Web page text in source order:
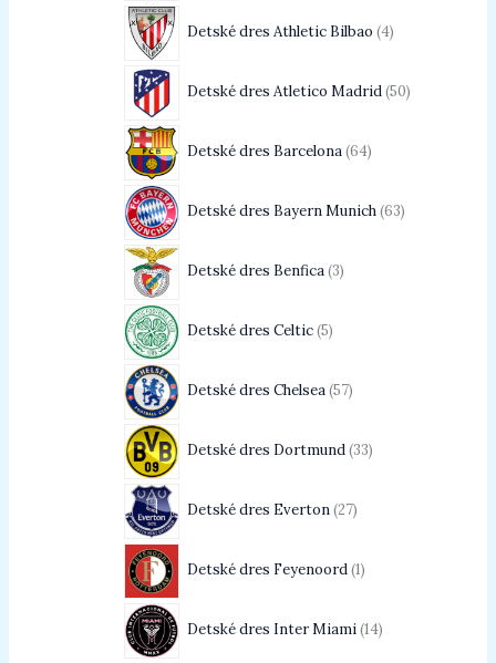
Detské dres Athletic Bilbao 4
Detské dres Atletico Madrid 50
Detské dres Barcelona 64
Detské dres Bayern Munich 63
Detské dres Benfica 3
Detské dres Celtic 5
Detské dres Chelsea 57
Detské dres Dortmund 33
Detské dres Everton 27
Detské dres Feyenoord 1
Detské dres Inter Miami 14